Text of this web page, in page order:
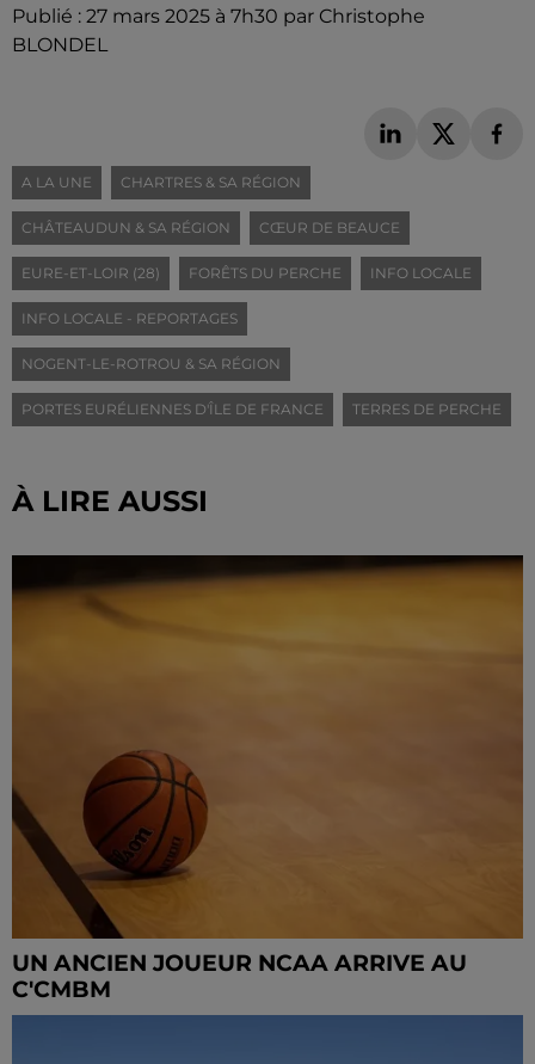
Publié : 27 mars 2025 à 7h30 par Christophe
BLONDEL
A LA UNE CHARTRES & SA RÉGION
CHÂTEAUDUN & SA RÉGION CŒUR DE BEAUCE
EURE-ET-LOIR (28) FORÊTS DU PERCHE INFO LOCALE
INFO LOCALE - REPORTAGES
NOGENT-LE-ROTROU & SA RÉGION
PORTES EURÉLIENNES D'ÎLE DE FRANCE TERRES DE PERCHE
À LIRE AUSSI
UN ANCIEN JOUEUR NCAA ARRIVE AU
C'CMBM